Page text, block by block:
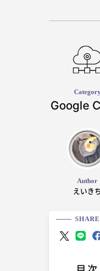
Google
Author
えいきち
SHARE